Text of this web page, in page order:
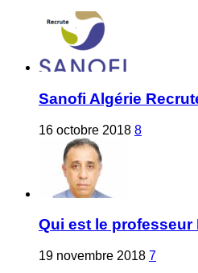
Sanofi Algérie
16 octobre 2018 8
Qui est le professeur
19 novembre 2018 7